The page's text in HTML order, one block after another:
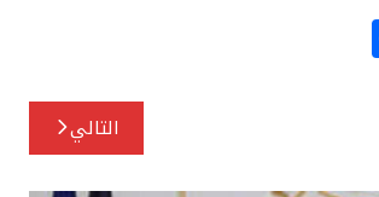
S
h
التالي